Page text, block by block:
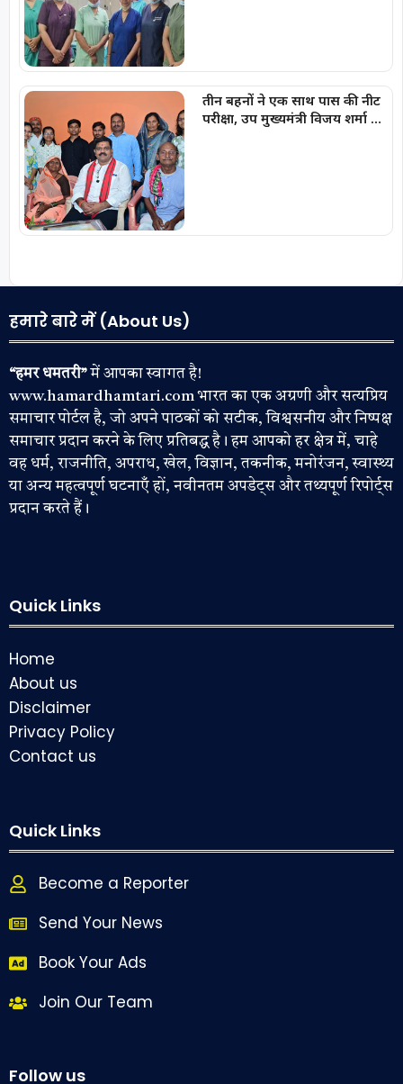
तीन बहनों ने एक साथ पास की नीट
परीक्षा, उप मुख्यमंत्री विजय शर्मा ने
हमारे बारे में (About Us)
“हमर धमतरी”में आपका स्वागत है!
www.hamardhamtari.com भारत का एक अग्रणी और सत्यप्रिय
समाचार पोर्टल है, जो अपने पाठकों को सटीक, विश्वसनीय और निष्पक्ष
समाचार प्रदान करने के लिए प्रतिबद्ध है। हम आपको हर क्षेत्र में, चाहे
वह धर्म, राजनीति, अपराध, खेल, विज्ञान, तकनीक, मनोरंजन, स्वास्थ्य
या अन्य महत्वपूर्ण घटनाएँ हों, नवीनतम अपडेट्स और तथ्यपूर्ण रिपोर्ट्स
प्रदान करते हैं।
Quick Links
Home
About us
Disclaimer
Privacy Policy
Contact us
Quick Links
Become a Reporter
Send Your News
Book Your Ads
Join Our Team
Follow us